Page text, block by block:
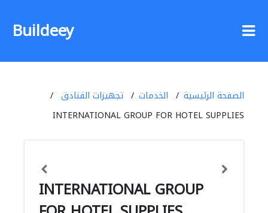
Buildeey
الصفحة الرئيسية الخدمات
تجهيزات الفنادق
INTERNATIONAL GROUP FOR HOTEL SUPPLIES
INTERNATIONAL GROUP